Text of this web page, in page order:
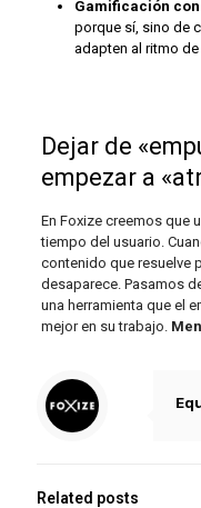
Gamificación
porque sí, sino de
adapten al ritmo
Dejar de
empezar a
En Foxize creemos que
tiempo del usuario.
contenido que resuelve
desaparece. Pasamos
una herramienta que el
mejor en su trabajo.
Related posts